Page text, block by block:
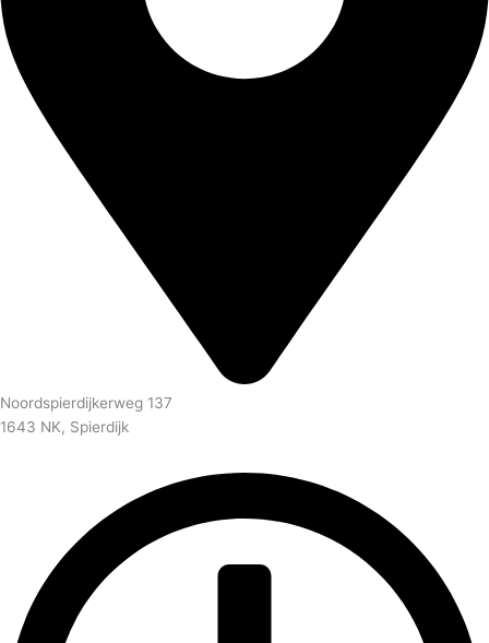
Noordspierdijkerweg 137
1643 NK, Spierdijk